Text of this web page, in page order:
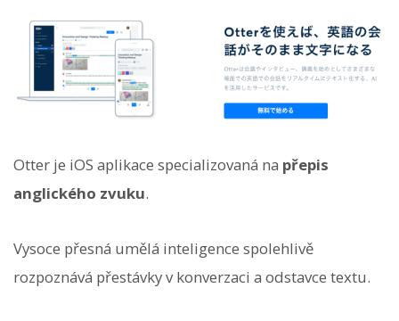
Otter je iOS aplikace specializovaná na přepis
anglického zvuku.
Vysoce přesná umělá inteligence spolehlivě
rozpoznává přestávky v konverzaci a odstavce textu.